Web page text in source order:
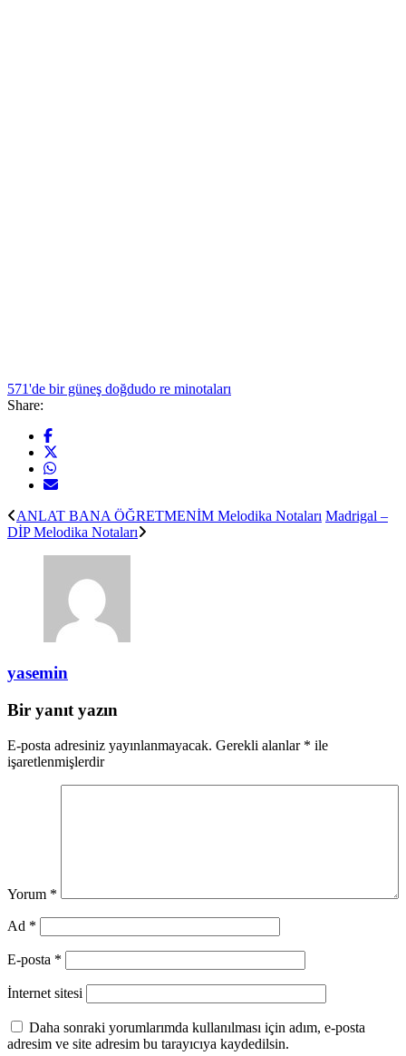
571'de bir güneş doğdudo re minotaları
Share:
ANLAT BANA ÖĞRETMENİM Melodika Notaları Madrigal –
DİP Melodika Notaları
yasemin
Bir yanıt yazın
E-posta adresiniz yayınlanmayacak. Gerekli alanlar * ile
işaretlenmişlerdir
Yorum *
Ad *
E-posta *
İnternet sitesi
Daha sonraki yorumlarımda kullanılması için adım, e-posta
adresim ve site adresim bu tarayıcıya kaydedilsin.